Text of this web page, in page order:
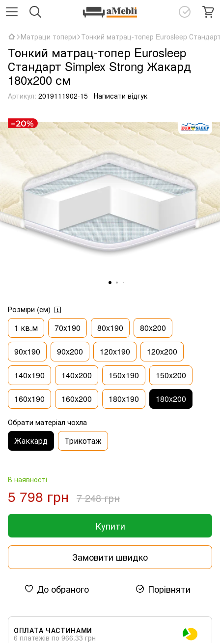
Матраци топери Тонкий матрац-топер Eurosleep
Тонкий матрац-топер Eurosleep
Стандарт Simplex Strong Жакард
180х200 см
Артикул: 2019111902-15 Написати відгук
Розміри (см)
1 кв.м 70x190 80x190 80x200
90x190 90x200 120x190 120x200
140x190 140x200 150x190 150x200
160x190 160x200 180x190 180x200
Обрати матеріал чохла
Жаккард Трикотаж
В наявності
5 798 грн 7 248 грн
Купити
Замовити швидко
До обраного Порівняти
ОПЛАТА ЧАСТИНАМИ
6 платежів по 966.33 грн